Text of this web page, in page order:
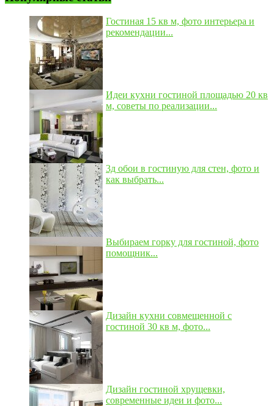
Гостиная 15 кв м, фото интерьера и
рекомендации...
Идеи кухни гостиной площадью 20 кв
м, советы по реализации...
3д обои в гостиную для стен, фото и
как выбрать...
Выбираем горку для гостиной, фото
помощник...
Дизайн кухни совмещенной с
гостиной 30 кв м, фото...
Дизайн гостиной хрущевки,
современные идеи и фото...